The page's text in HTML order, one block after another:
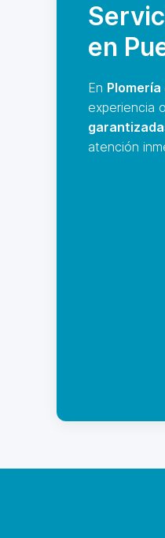
en
En Plomería
experiencia
atención